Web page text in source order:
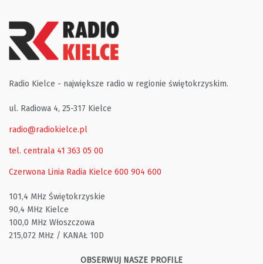
Radio Kielce - największe radio w regionie świętokrzyskim.
ul. Radiowa 4, 25-317 Kielce
radio@radiokielce.pl
tel. centrala 41 363 05 00
Czerwona Linia Radia Kielce 600 904 600
101,4 MHz Świętokrzyskie
90,4 MHz Kielce
100,0 MHz Włoszczowa
215,072 MHz / KANAŁ 10D
OBSERWUJ NASZE PROFILE